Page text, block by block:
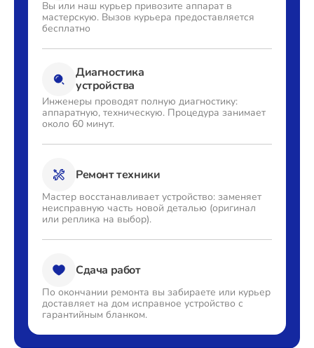
Замена тачпада от 1740₽
Вы или наш курьер привозите аппарат в
мастерскую. Вызов курьера предоставляется
бесплатно
Диагностика
устройства
Инженеры проводят полную диагностику:
аппаратную, техническую. Процедура занимает
около 60 минут.
Ремонт техники
Мастер восстанавливает устройство: заменяет
неисправную часть новой деталью (оригинал
или реплика на выбор).
Сдача работ
По окончании ремонта вы забираете или курьер
доставляет на дом исправное устройство с
гарантийным бланком.